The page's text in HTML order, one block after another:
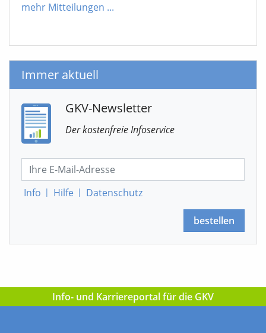
mehr Mitteilungen ...
Immer aktuell
GKV-Newsletter
Der kostenfreie Infoservice
Info | Hilfe | Datenschutz
bestellen
Info- und Karriereportal für die GKV